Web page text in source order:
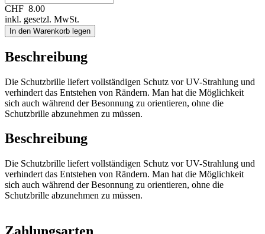
CHF 8.00
inkl. gesetzl. MwSt.
In den Warenkorb legen
Beschreibung
Die Schutzbrille liefert vollständigen Schutz vor UV-Strahlung und
verhindert das Entstehen von Rändern. Man hat die Möglichkeit
sich auch während der Besonnung zu orientieren, ohne die
Schutzbrille abzunehmen zu müssen.
Beschreibung
Die Schutzbrille liefert vollständigen Schutz vor UV-Strahlung und
verhindert das Entstehen von Rändern. Man hat die Möglichkeit
sich auch während der Besonnung zu orientieren, ohne die
Schutzbrille abzunehmen zu müssen.